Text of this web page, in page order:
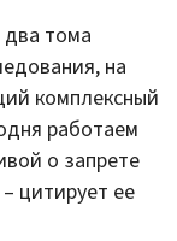
тома
на
комплексный
работаем
о запрете
цитирует ее